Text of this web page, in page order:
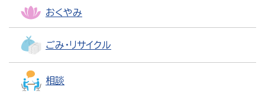
おくやみ
ごみ・リサイクル
相談